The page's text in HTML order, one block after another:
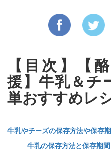
【目次】【
援】牛乳＆チ
単おすすめレ
牛乳やチーズの保存方法や保存
牛乳の保存方法と保存期間